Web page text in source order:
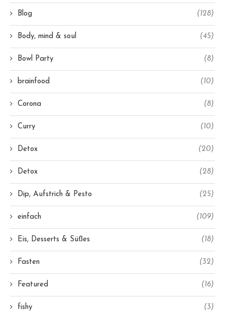
Blog (128)
Body, mind & soul (45)
Bowl Party (8)
brainfood (10)
Corona (8)
Curry (10)
Detox (20)
Detox (28)
Dip, Aufstrich & Pesto (25)
einfach (109)
Eis, Desserts & Süßes (18)
Fasten (32)
Featured (16)
fishy (3)